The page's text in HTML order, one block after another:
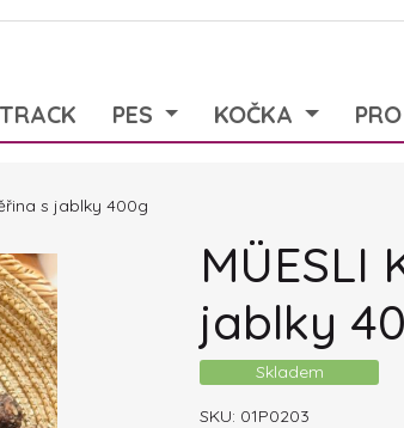
PES KOČKA
s jablky 400g
MÜESLI
jablky
Skladem
SKU: 01P0203